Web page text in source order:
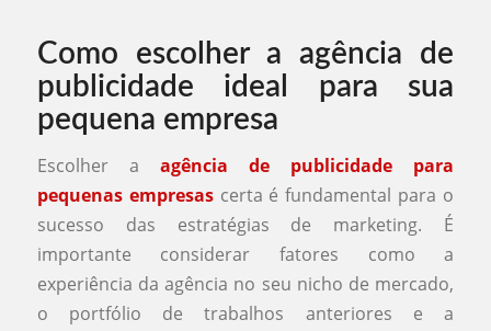
Como escolher a agência de
publicidade ideal para sua
pequena empresa
Escolher a agência de publicidade para
pequenas empresascerta é fundamental para o
sucesso das estratégias de marketing. É
importante considerar fatores como a
experiência da agência no seu nicho de mercado,
o portfólio de trabalhos anteriores e a